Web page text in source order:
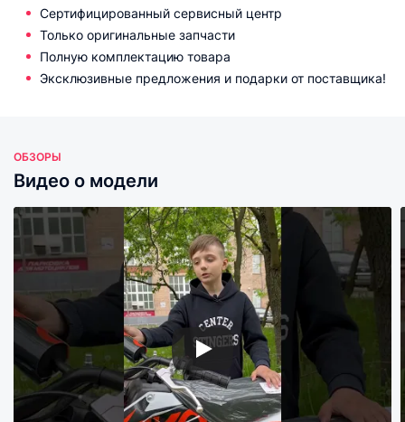
Сертифицированный сервисный центр
Только оригинальные запчасти
Полную комплектацию товара
Эксклюзивные предложения и подарки от поставщика!
ОБЗОРЫ
Видео о модели